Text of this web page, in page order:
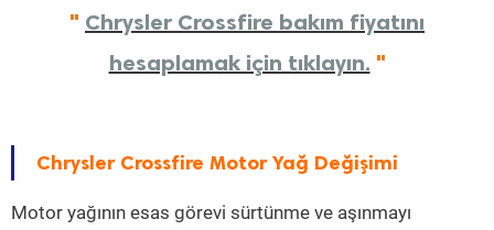
" Chrysler Crossfire bakım fiyatını
hesaplamak için tıklayın. "
Chrysler Crossfire Motor Yağ Değişimi
Motor yağının esas görevi sürtünme ve aşınmayı